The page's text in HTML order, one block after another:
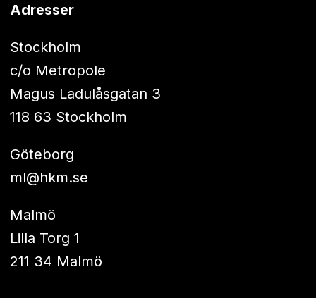
Adresser
Stockholm
c/o Metropole
Magus Ladulåsgatan 3
118 63 Stockholm
Göteborg
ml@hkm.se
Malmö
Lilla Torg 1
211 34 Malmö